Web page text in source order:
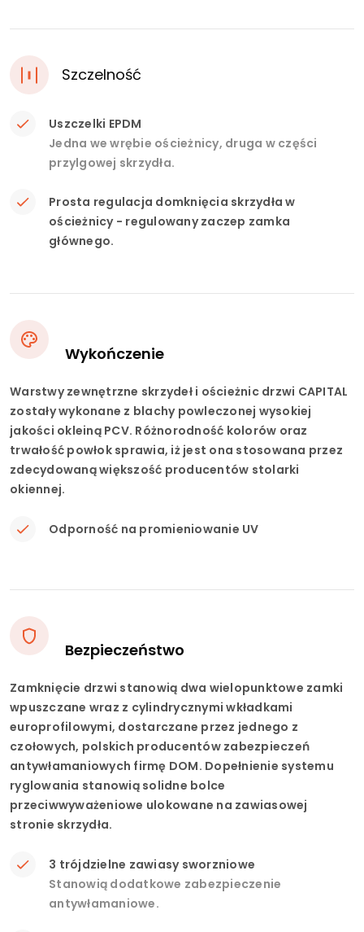
Szczelność
Uszczelki EPDM
Jedna we wrębie ościeżnicy, druga w części
przylgowej skrzydła.
Prosta regulacja domknięcia skrzydła w
ościeżnicy - regulowany zaczep zamka
głównego.
Wykończenie
Warstwy zewnętrzne skrzydeł i ościeżnic drzwi CAPITAL
zostały wykonane z blachy powleczonej wysokiej
jakości okleiną PCV. Różnorodność kolorów oraz
trwałość powłok sprawia, iż jest ona stosowana przez
zdecydowaną większość producentów stolarki
okiennej.
Odporność na promieniowanie UV
Bezpieczeństwo
Zamknięcie drzwi stanowią dwa wielopunktowe zamki
wpuszczane wraz z cylindrycznymi wkładkami
europrofilowymi, dostarczane przez jednego z
czołowych, polskich producentów zabezpieczeń
antywłamaniowych firmę DOM. Dopełnienie systemu
ryglowania stanowią solidne bolce
przeciwwyważeniowe ulokowane na zawiasowej
stronie skrzydła.
3 trójdzielne zawiasy sworzniowe
Stanowią dodatkowe zabezpieczenie
antywłamaniowe.